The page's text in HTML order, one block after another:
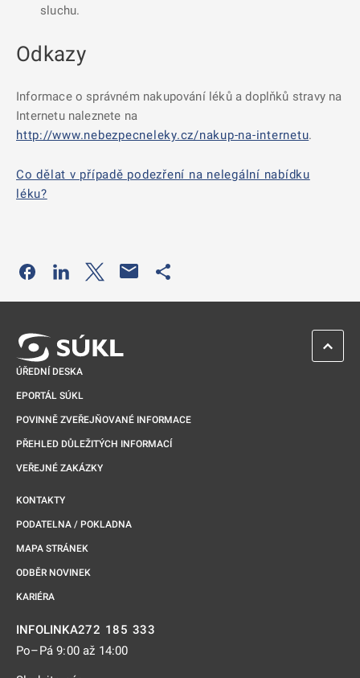
sluchu.
Odkazy
Informace o správném nakupování léků a doplňků stravy na
Internetu naleznete na
http://www.nebezpecneleky.cz/nakup-na-internetu.
Co dělat v případě podezření na nelegální nabídku
léku?
Odkaz se otevře na nové kartě
Odkaz se otevře na nové kartě
Odkaz se otevře na nové kartě
ÚŘEDNÍ DESKA
EPORTÁL SÚKL
POVINNĚ ZVEŘEJŇOVANÉ INFORMACE
PŘEHLED DŮLEŽITÝCH INFORMACÍ
VEŘEJNÉ ZAKÁZKY
KONTAKTY
PODATELNA / POKLADNA
MAPA STRÁNEK
ODBĚR NOVINEK
KARIÉRA
INFOLINKA272 185 333
Po–Pá 9:00 až 14:00
ZPĚT